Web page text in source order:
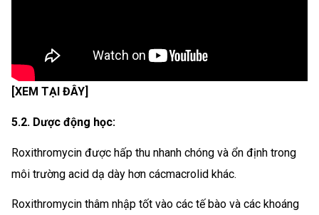
[XEM TẠI ĐÂY]
5.2. Dược động học:
Roxithromycin được hấp thu nhanh chóng và ổn định trong
môi trường acid dạ dày hơn cácmacrolid khác.
Roxithromycin thâm nhập tốt vào các tế bào và các khoáng